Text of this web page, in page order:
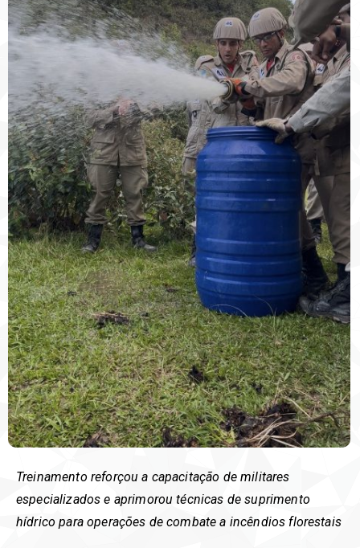
Treinamento reforçou a capacitação de militares
especializados e aprimorou técnicas de suprimento
hídrico para operações de combate a incêndios florestais